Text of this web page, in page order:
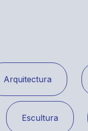
Arquitectura
Escultura